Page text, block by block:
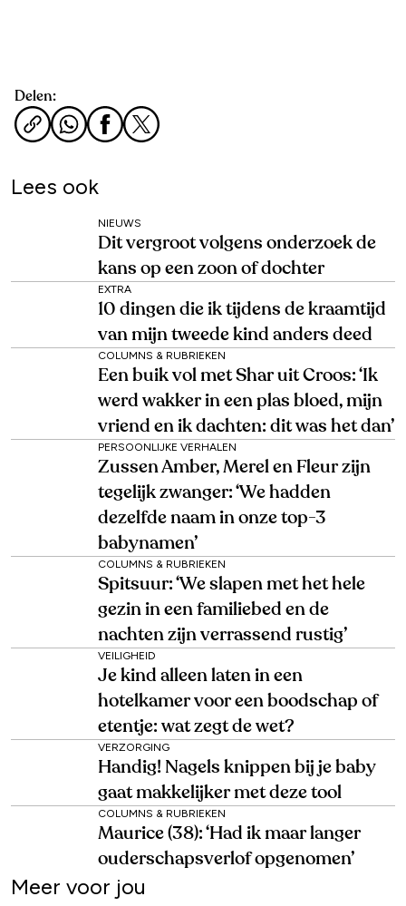
Delen:
Lees ook
NIEUWS
Dit vergroot volgens onderzoek de
kans op een zoon of dochter
EXTRA
10 dingen die ik tijdens de kraamtijd
van mijn tweede kind anders deed
COLUMNS & RUBRIEKEN
Een buik vol met Shar uit Croos: ‘Ik
werd wakker in een plas bloed, mijn
vriend en ik dachten: dit was het dan’
PERSOONLIJKE VERHALEN
Zussen Amber, Merel en Fleur zijn
tegelijk zwanger: ‘We hadden
dezelfde naam in onze top-3
babynamen’
COLUMNS & RUBRIEKEN
Spitsuur: ‘We slapen met het hele
gezin in een familiebed en de
nachten zijn verrassend rustig’
VEILIGHEID
Je kind alleen laten in een
hotelkamer voor een boodschap of
etentje: wat zegt de wet?
VERZORGING
Handig! Nagels knippen bij je baby
gaat makkelijker met deze tool
COLUMNS & RUBRIEKEN
Maurice (38): ‘Had ik maar langer
ouderschapsverlof opgenomen’
Meer voor jou